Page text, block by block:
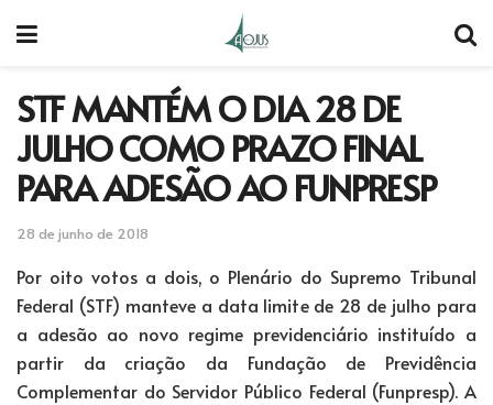
STF MANTÉM O DIA 28 DE
JULHO COMO PRAZO FINAL
PARA ADESÃO AO FUNPRESP
28 de junho de 2018
Por oito votos a dois, o Plenário do Supremo Tribunal
Federal (STF) manteve a data limite de 28 de julho para
a adesão ao novo regime previdenciário instituído a
partir da criação da Fundação de Previdência
Complementar do Servidor Público Federal (Funpresp). A